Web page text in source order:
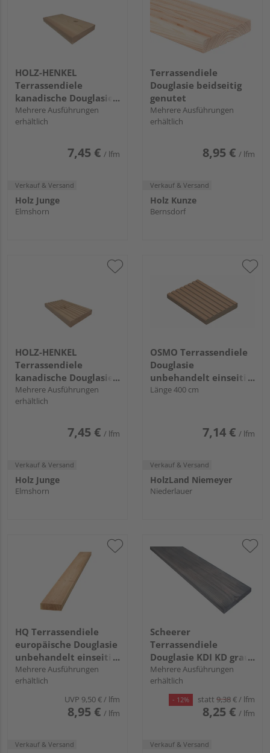
HOLZ-HENKEL
Terrassendiele
kanadische Douglasie
unbehandelt
beidseitig glatt - 27 x
Mehrere Ausführungen
erhältlich
7,45 € / lfm
Verkauf & Versand
Holz Junge
Elmshorn
Terrassendiele
Douglasie beidseitig
genutet
Mehrere Ausführungen
erhältlich
8,95 € / lfm
Verkauf & Versand
Holz Kunze
Bernsdorf
HOLZ-HENKEL
Terrassendiele
kanadische Douglasie
unbehandelt einseitig
genutet, einseitig
Mehrere Ausführungen
erhältlich
7,45 € / lfm
Verkauf & Versand
Holz Junge
Elmshorn
OSMO Terrassendiele
Douglasie
unbehandelt einseitig
genutet, einseitig
Länge 400 cm
7,14 € / lfm
Verkauf & Versand
HolzLand Niemeyer
Niederlauer
HQ Terrassendiele
europäische Douglasie
unbehandelt einseitig
geriffelt, einseitig
glatt - 45 x 145 mm
Mehrere Ausführungen
erhältlich
UVP 9,50 €/ lfm
8,95 € / lfm
Verkauf & Versand
Scheerer
Terrassendiele
Douglasie KDI KD grau
beidseitig glatt,
Rundkante - 28 x 145
Mehrere Ausführungen
erhältlich
- 12% statt 9,38€/ lfm
8,25 € / lfm
Verkauf & Versand